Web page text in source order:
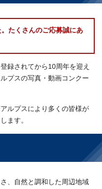
たくさんのご応募誠にあ
録されてから10周年を迎え
プスの写真・動画コンクー
ルプスにより多くの皆様が
ます。
、自然と調和した周辺地域